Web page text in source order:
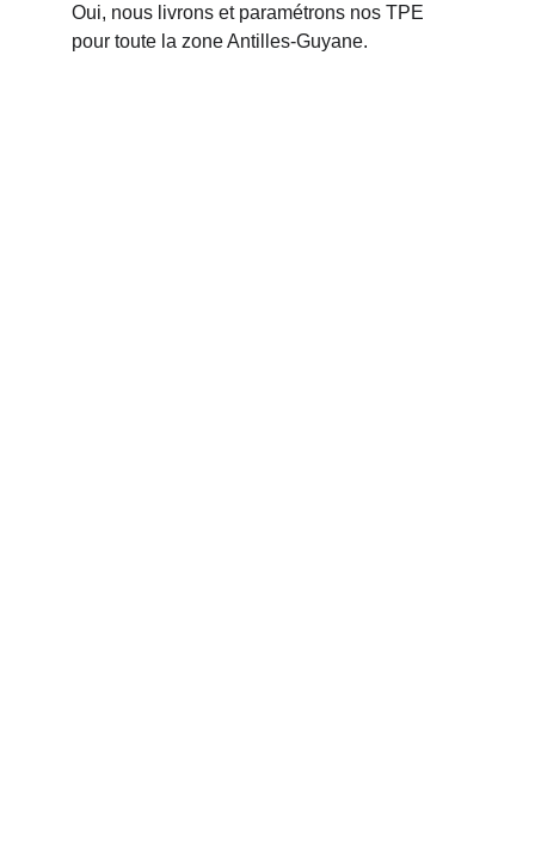
Oui, nous livrons et paramétrons nos TPE
pour toute la zone Antilles-Guyane.